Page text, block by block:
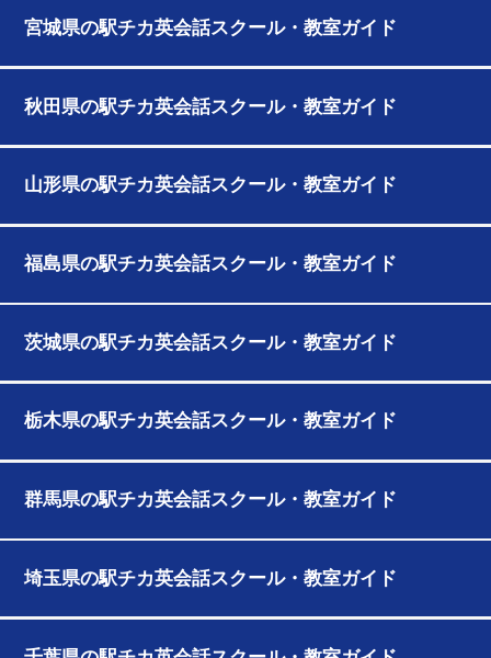
宮城県の駅チカ英会話スクール・教室ガイド
秋田県の駅チカ英会話スクール・教室ガイド
山形県の駅チカ英会話スクール・教室ガイド
福島県の駅チカ英会話スクール・教室ガイド
茨城県の駅チカ英会話スクール・教室ガイド
栃木県の駅チカ英会話スクール・教室ガイド
群馬県の駅チカ英会話スクール・教室ガイド
埼玉県の駅チカ英会話スクール・教室ガイド